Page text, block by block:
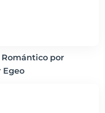
Romántico por
Egeo